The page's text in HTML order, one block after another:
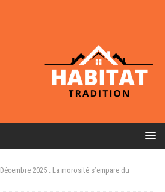
Décembre 2025 : La morosité s’empare du